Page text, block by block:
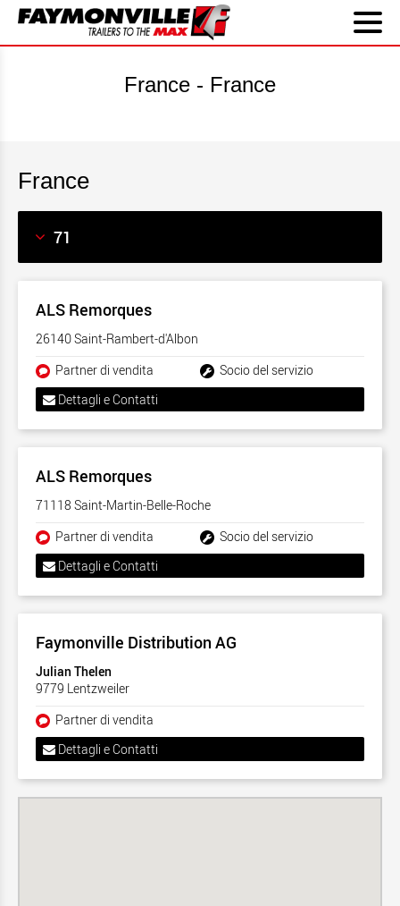
France - France
France
ALS Remorques
26140 Saint-Rambert-d'Albon
Partner di vendita
Socio del servizio
Dettagli e Contatti
ALS Remorques
71118 Saint-Martin-Belle-Roche
Partner di vendita
Socio del servizio
Dettagli e Contatti
Faymonville Distribution AG
Julian Thelen
9779 Lentzweiler
Partner di vendita
Dettagli e Contatti